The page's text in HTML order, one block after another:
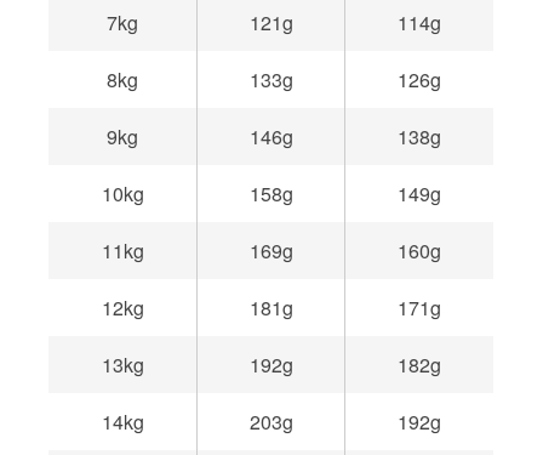
7kg 121g 114g
8kg 133g 126g
9kg 146g 138g
10kg 158g 149g
11kg 169g 160g
12kg 181g 171g
13kg 192g 182g
14kg 203g 192g